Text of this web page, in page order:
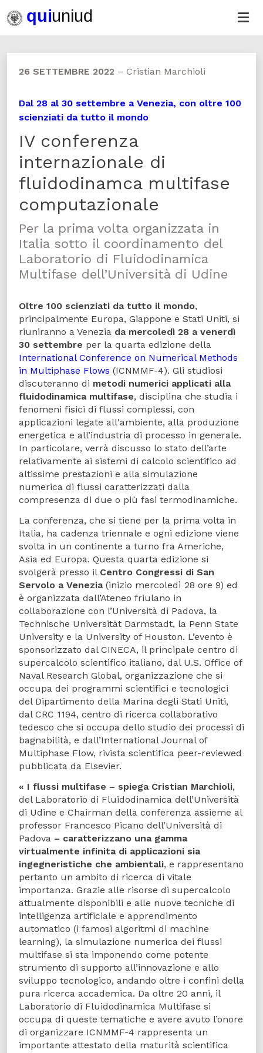
26 SETTEMBRE 2022 – Cristian Marchioli
Dal 28 al 30 settembre a Venezia, con oltre 100
scienziati da tutto il mondo
IV conferenza
internazionale di
fluidodinamca multifase
computazionale
Per la prima volta organizzata in
Italia sotto il coordinamento del
Laboratorio di Fluidodinamica
Multifase dell’Università di Udine
Oltre 100 scienziati da tutto il mondo,
principalmente Europa, Giappone e Stati Uniti, si
riuniranno a Venezia da mercoledì 28 a venerdì
30 settembre per la quarta edizione della
International Conference on Numerical Methods
in Multiphase Flows (ICNMMF-4). Gli studiosi
discuteranno di metodi numerici applicati alla
fluidodinamica multifase, disciplina che studia i
fenomeni fisici di flussi complessi, con
applicazioni legate all'ambiente, alla produzione
energetica e all’industria di processo in generale.
In particolare, verrà discusso lo stato dell’arte
relativamente ai sistemi di calcolo scientifico ad
altissime prestazioni e alla simulazione
numerica di flussi caratterizzati dalla
compresenza di due o più fasi termodinamiche.
La conferenza, che si tiene per la prima volta in
Italia, ha cadenza triennale e ogni edizione viene
svolta in un continente a turno fra Americhe,
Asia ed Europa. Questa quarta edizione si
svolgerà presso il Centro Congressi di San
Servolo a Venezia(inizio mercoledì 28 ore 9) ed
è organizzata dall’Ateneo friulano in
collaborazione con l’Università di Padova, la
Technische Universität Darmstadt, la Penn State
University e la University of Houston. L’evento è
sponsorizzato dal CINECA, il principale centro di
supercalcolo scientifico italiano, dal U.S. Office of
Naval Research Global, organizzazione che si
occupa dei programmi scientifici e tecnologici
del Dipartimento della Marina degli Stati Uniti,
dal CRC 1194, centro di ricerca collaborativo
tedesco che si occupa dello studio dei processi di
bagnabilità, e dall’International Journal of
Multiphase Flow, rivista scientifica peer-reviewed
pubblicata da Elsevier.
« I flussi multifase – spiega Cristian Marchioli,
del Laboratorio di Fluidodinamica dell’Università
di Udine e Chairman della conferenza assieme al
professor Francesco Picano dell’Università di
Padova – caratterizzano una gamma
virtualmente infinita di applicazioni sia
ingegneristiche che ambientali, e rappresentano
pertanto un ambito di ricerca di vitale
importanza. Grazie alle risorse di supercalcolo
attualmente disponibili e alle nuove tecniche di
intelligenza artificiale e apprendimento
automatico (i famosi algoritmi di machine
learning), la simulazione numerica dei flussi
multifase si sta imponendo come potente
strumento di supporto all’innovazione e allo
sviluppo tecnologico, andando oltre i confini della
pura ricerca accademica. Da oltre 20 anni, il
Laboratorio di Fluidodinamica Multifase si
occupa di queste tematiche e avere avuto l’onore
di organizzare ICNMMF-4 rappresenta un
importante attestato della maturità scientifica